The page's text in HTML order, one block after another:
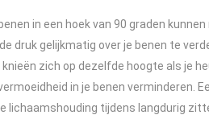
in een hoek van 90 graden
druk gelijkmatig over je benen te
zich op dezelfde hoogte als je
in je benen verminderen.
lichaamshouding tijdens langdurig